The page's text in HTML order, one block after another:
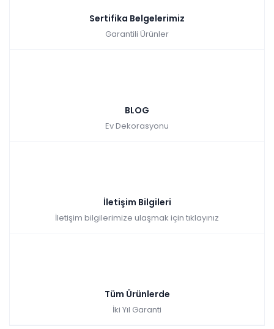
Sertifika Belgelerimiz
Garantili Ürünler
BLOG
Ev Dekorasyonu
İletişim Bilgileri
İletişim bilgilerimize ulaşmak için tıklayınız
Tüm Ürünlerde
İki Yıl Garanti